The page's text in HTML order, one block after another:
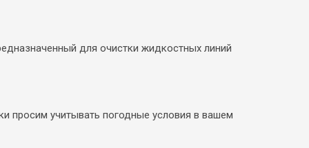
для очистки жидкостных линий
просим учитывать погодные условия в вашем